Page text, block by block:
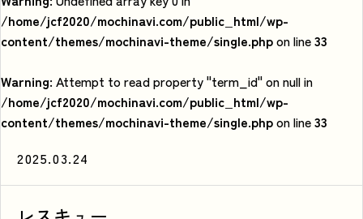
/home/jcf2020/mochinavi.com/public_html/wp-
content/themes/mochinavi-theme/single.phpon line33
Warning: Attempt to read property "term_id" on null in
/home/jcf2020/mochinavi.com/public_html/wp-
content/themes/mochinavi-theme/single.phpon line33
2025.03.24